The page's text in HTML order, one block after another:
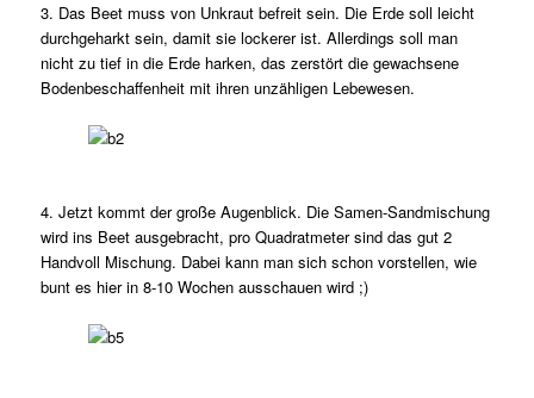
3. Das Beet muss von Unkraut befreit sein. Die Erde soll leicht
durchgeharkt sein, damit sie lockerer ist. Allerdings soll man
nicht zu tief in die Erde harken, das zerstört die gewachsene
Bodenbeschaffenheit mit ihren unzähligen Lebewesen.
4. Jetzt kommt der große Augenblick. Die Samen-Sandmischung
wird ins Beet ausgebracht, pro Quadratmeter sind das gut 2
Handvoll Mischung. Dabei kann man sich schon vorstellen, wie
bunt es hier in 8-10 Wochen ausschauen wird ;)